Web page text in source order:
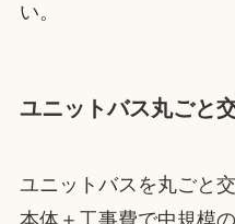
い。
ユニットバス丸ごと
ユニットバスを丸ごと
本体＋工事費で中規模